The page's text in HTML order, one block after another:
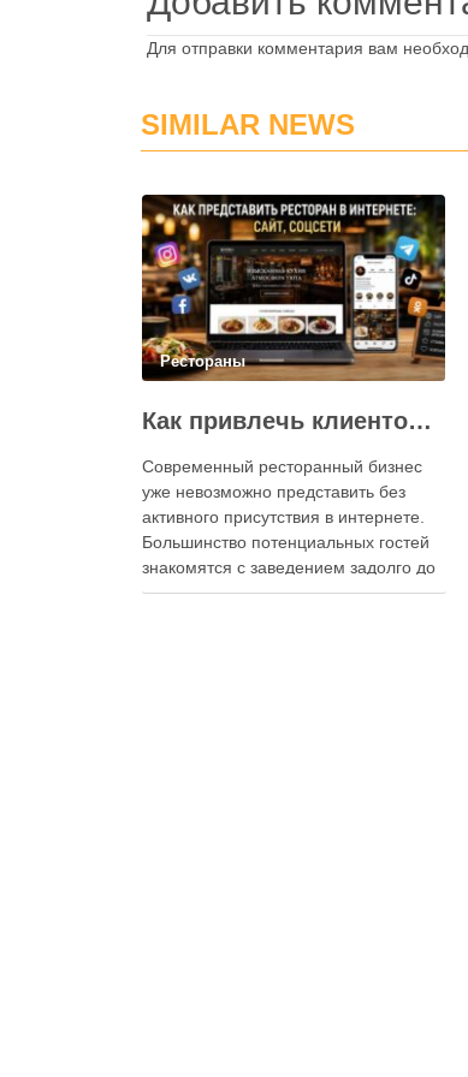
Для отправки комментария вам
SIMILAR NEWS
Рестораны
Как привлечь клиентов в ресторан через интернет: каким должен быть сайт и как эффективно использовать социальные сети
Современный ресторанный бизнес
уже невозможно представить без
активного присутствия в интернете.
Большинство потенциальных гостей
знакомятся с заведением задолго до
первого визита: изучают сайт,